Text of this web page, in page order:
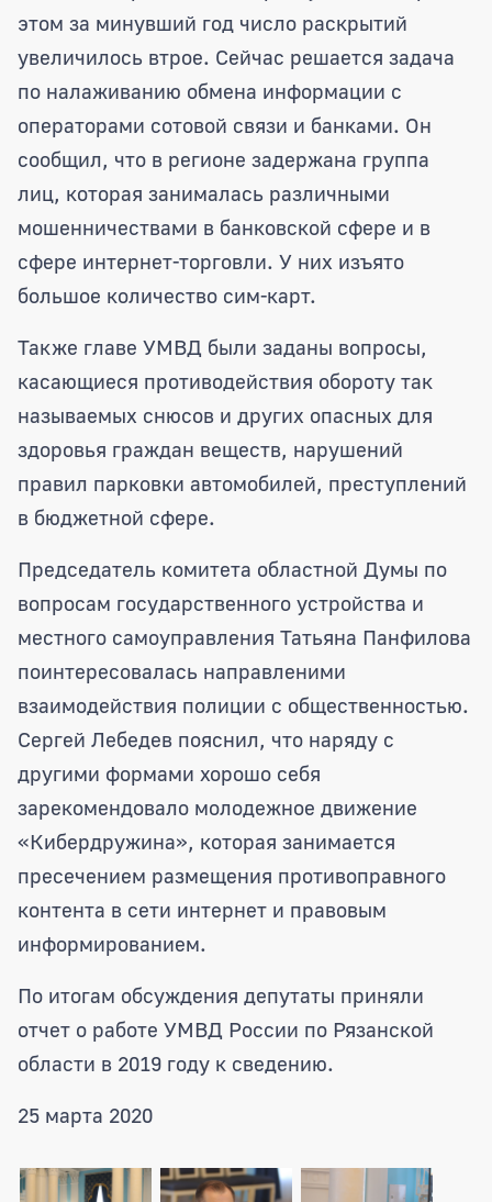
этом за минувший год число раскрытий
увеличилось втрое. Сейчас решается задача
по налаживанию обмена информации с
операторами сотовой связи и банками. Он
сообщил, что в регионе задержана группа
лиц, которая занималась различными
мошенничествами в банковской сфере и в
сфере интернет-торговли. У них изъято
большое количество сим-карт.
Также главе УМВД были заданы вопросы,
касающиеся противодействия обороту так
называемых снюсов и других опасных для
здоровья граждан веществ, нарушений
правил парковки автомобилей, преступлений
в бюджетной сфере.
Председатель комитета областной Думы по
вопросам государственного устройства и
местного самоуправления Татьяна Панфилова
поинтересовалась направленими
взаимодействия полиции с общественностью.
Сергей Лебедев пояснил, что наряду с
другими формами хорошо себя
зарекомендовало молодежное движение
«Кибердружина», которая занимается
пресечением размещения противоправного
контента в сети интернет и правовым
информированием.
По итогам обсуждения депутаты приняли
отчет о работе УМВД России по Рязанской
области в 2019 году к сведению.
25 марта 2020